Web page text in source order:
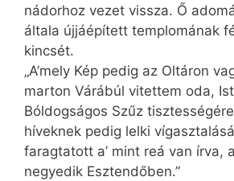
nádorhoz vezet vissza. Ő
általa újjáépített templomának
kincsét.
„A’mely Kép pedig az Oltáron
marton Várábúl vitettem oda,
Bóldogságos Szűz
híveknek pedig lelki
faragtatott a’ mint reá van írva,
negyedik Esztendőben.”